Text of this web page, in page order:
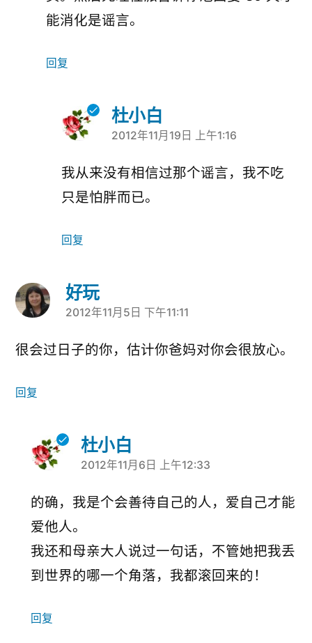
能消化是谣言。
回复
杜小白
说：
2012年11月19日 上午1:16
我从来没有相信过那个谣言，我不吃
只是怕胖而已。
回复
好玩
说：
2012年11月5日 下午11:11
很会过日子的你，估计你爸妈对你会很放心。
回复
杜小白
说：
2012年11月6日 上午12:33
的确，我是个会善待自己的人，爱自己才能
爱他人。
我还和母亲大人说过一句话，不管她把我丢
到世界的哪一个角落，我都滚回来的！
回复